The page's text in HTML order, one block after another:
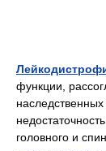
функции,
головного и